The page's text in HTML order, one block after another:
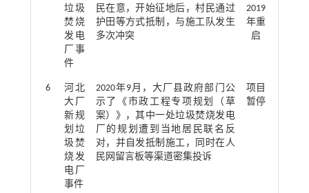
垃圾
焚烧
发电
厂事
件
民在意，开始征地后，村民通过
护田等方式抵制，与施工队发生
多次冲突
2019
年重
启
6
河北
大厂
新规
划垃
圾焚
烧发
电厂
事件
2020年9月，大厂县政府部门公
示了《市政工程专项规划（草
案）》，其中一处垃圾焚烧发电
厂的规划遭到当地居民联名反
对，并自发抵制施工，同时在人
民网留言板等渠道密集投诉
项目
暂停